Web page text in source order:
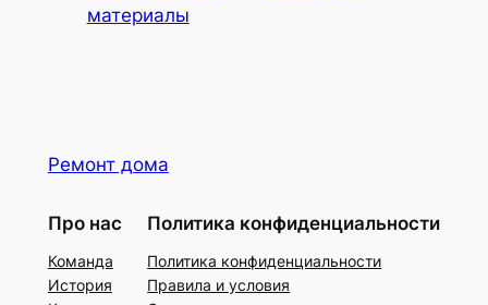
материалы
Ремонт дома
Про нас
Команда
История
Политика конфиденциальности
Политика конфиденциальности
Правила и условия